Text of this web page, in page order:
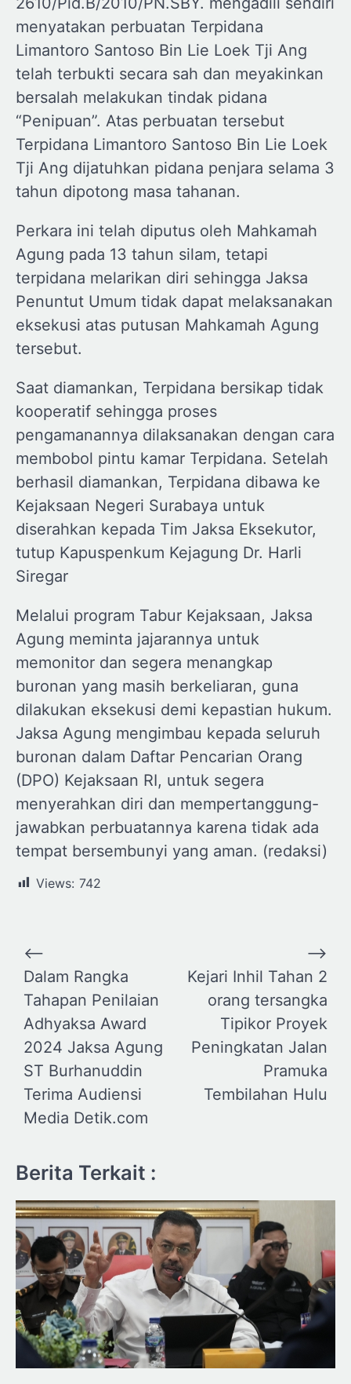
menyatakan perbuatan Terpidana
Limantoro Santoso Bin Lie Loek Tji Ang
telah terbukti secara sah dan meyakinkan
bersalah melakukan tindak pidana
“Penipuan”. Atas perbuatan tersebut
Terpidana Limantoro Santoso Bin Lie Loek
Tji Ang dijatuhkan pidana penjara selama 3
tahun dipotong masa tahanan.
Perkara ini telah diputus oleh Mahkamah
Agung pada 13 tahun silam, tetapi
terpidana melarikan diri sehingga Jaksa
Penuntut Umum tidak dapat melaksanakan
eksekusi atas putusan Mahkamah Agung
tersebut.
Saat diamankan, Terpidana bersikap tidak
kooperatif sehingga proses
pengamanannya dilaksanakan dengan cara
membobol pintu kamar Terpidana. Setelah
berhasil diamankan, Terpidana dibawa ke
Kejaksaan Negeri Surabaya untuk
diserahkan kepada Tim Jaksa Eksekutor,
tutup Kapuspenkum Kejagung Dr. Harli
Siregar
Melalui program Tabur Kejaksaan, Jaksa
Agung meminta jajarannya untuk
memonitor dan segera menangkap
buronan yang masih berkeliaran, guna
dilakukan eksekusi demi kepastian hukum.
Jaksa Agung mengimbau kepada seluruh
buronan dalam Daftar Pencarian Orang
(DPO) Kejaksaan RI, untuk segera
menyerahkan diri dan mempertanggung-
jawabkan perbuatannya karena tidak ada
tempat bersembunyi yang aman. (redaksi)
Views: 742
Navigasi
pos
⟵
Dalam Rangka
Tahapan Penilaian
Adhyaksa Award
2024 Jaksa Agung
ST Burhanuddin
Terima Audiensi
Media Detik.com
Kejari Inhil Tahan 2
orang tersangka
Tipikor Proyek
Peningkatan Jalan
Pramuka
Tembilahan Hulu
⟶
Berita Terkait :